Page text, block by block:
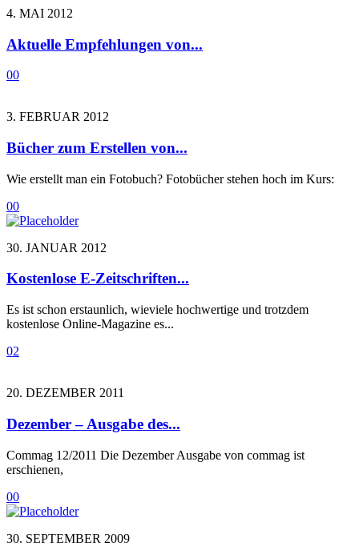
4. MAI 2012
Aktuelle Empfehlungen von...
00
3. FEBRUAR 2012
Bücher zum Erstellen von...
Wie erstellt man ein Fotobuch? Fotobücher stehen hoch im Kurs:
00
30. JANUAR 2012
Kostenlose E-Zeitschriften...
Es ist schon erstaunlich, wieviele hochwertige und trotzdem
kostenlose Online-Magazine es...
02
20. DEZEMBER 2011
Dezember – Ausgabe des...
Commag 12/2011 Die Dezember Ausgabe von commag ist
erschienen,
00
30. SEPTEMBER 2009